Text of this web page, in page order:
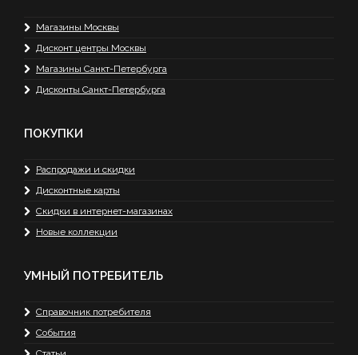
Магазины Москвы
Дисконт центры Москвы
Магазины Санкт-Петербурга
Дисконты Санкт-Петербурга
ПОКУПКИ
Распродажи и скидки
Дисконтные карты
Скидки в интернет-магазинах
Новые коллекции
УМНЫЙ ПОТРЕБИТЕЛЬ
Справочник потребителя
События